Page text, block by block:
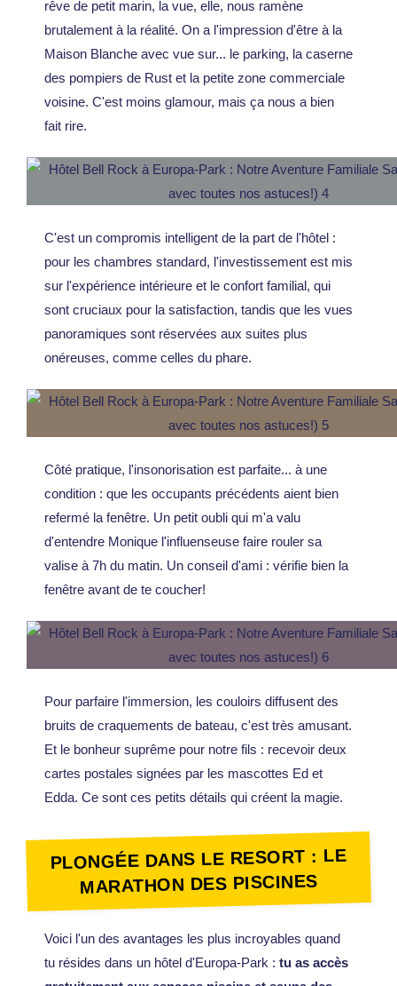
rêve de petit marin, la vue, elle, nous ramène
brutalement à la réalité. On a l'impression d'être à la
Maison Blanche avec vue sur... le parking, la caserne
des pompiers de Rust et la petite zone commerciale
voisine. C'est moins glamour, mais ça nous a bien
fait rire.
C'est un compromis intelligent de la part de l'hôtel :
pour les chambres standard, l'investissement est mis
sur l'expérience intérieure et le confort familial, qui
sont cruciaux pour la satisfaction, tandis que les vues
panoramiques sont réservées aux suites plus
onéreuses, comme celles du phare.
Côté pratique, l'insonorisation est parfaite... à une
condition : que les occupants précédents aient bien
refermé la fenêtre. Un petit oubli qui m'a valu
d'entendre Monique l'influenseuse faire rouler sa
valise à 7h du matin. Un conseil d'ami : vérifie bien la
fenêtre avant de te coucher!
Pour parfaire l'immersion, les couloirs diffusent des
bruits de craquements de bateau, c'est très amusant.
Et le bonheur suprême pour notre fils : recevoir deux
cartes postales signées par les mascottes Ed et
Edda. Ce sont ces petits détails qui créent la magie.
PLONGÉE DANS LE RESORT : LE
MARATHON DES PISCINES
Voici l'un des avantages les plus incroyables quand
tu résides dans un hôtel d'Europa-Park : tu as accès